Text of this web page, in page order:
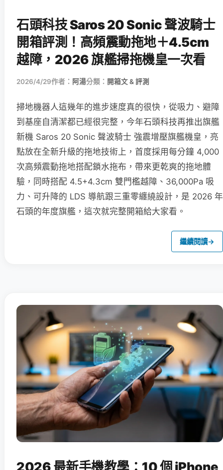
石頭科技 Saros 20 Sonic 聲波騎士
開箱評測！高頻震動拖地＋4.5cm
越障，2026 旗艦掃拖機皇一次看
2026/4/29作者： 阿湯分類： 開箱文 & 評測
掃地機器人這幾年的進步速度真的很快，從吸力、避障
到基座自清潔都已經很完整，今年石頭科技再推出旗艦
新機 Saros 20 Sonic 聲波騎士 強震增壓旗艦機皇，亮
點放在全新升級的拖地技術上，首度採用每分鐘 4,000
次高頻震動拖地搭配鎖水拖布，帶來更乾爽的拖地體
驗，同時搭配 4.5+4.3cm 雙門檻越障、36,000Pa 吸
力、可升降的 LDS 導航跟三重零纏繞設計，是 2026 年
石頭的年度旗艦，這次就完整開箱給大家看。
繼續閱讀→